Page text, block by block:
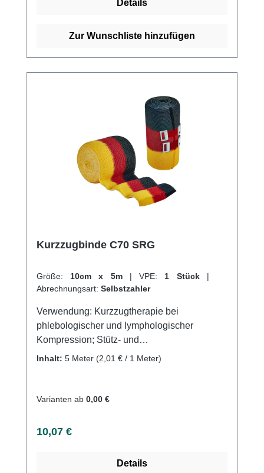
hervorragenden Kundenservice.
Details
Zur Wunschliste hinzufügen
Kurzzugbinde C70 SRG
Größe: 10cm x 5m | VPE: 1 Stück |
Abrechnungsart: Selbstzahler
Verwendung: Kurzzugtherapie bei
phlebologischer und lymphologischer
Kompression; Stütz- und
Entlastungsverbände (z.B. Sportmedizin),
Polyamid, LycraEigenschaften: Dehnung
Sie jetzt C70 SRG Kurzzugbinden online bei
schnellen Versand und unserem
Inhalt: 5 Meter (2,01 € / 1 Meter)
Varianten ab 0,00 €
Regulärer Preis:
10,07 €
Details